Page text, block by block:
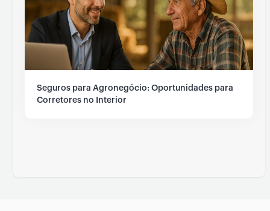
Seguros para Agronegócio: Oportunidades para
Corretores no Interior